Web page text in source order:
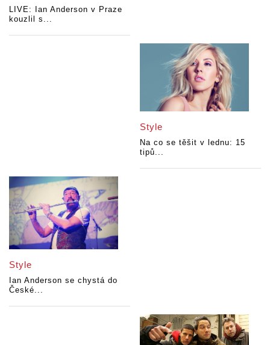
LIVE: Ian Anderson v Praze
kouzlil s...
Style
Na co se těšit v lednu: 15
tipů...
Style
Ian Anderson se chystá do
České...